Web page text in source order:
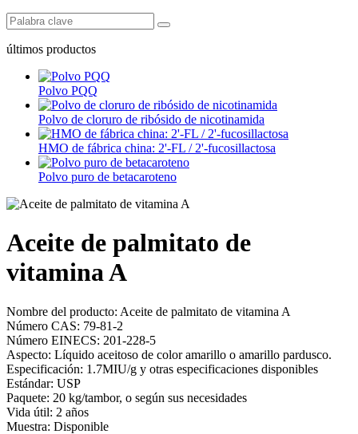
últimos productos
Polvo PQQ
Polvo de cloruro de ribósido de nicotinamida
HMO de fábrica china: 2'-FL / 2'-fucosillactosa
Polvo puro de betacaroteno
Aceite de palmitato de
vitamina A
Nombre del producto: Aceite de palmitato de vitamina A
Número CAS: 79-81-2
Número EINECS: 201-228-5
Aspecto: Líquido aceitoso de color amarillo o amarillo pardusco.
Especificación: 1.7MIU/g y otras especificaciones disponibles
Estándar: USP
Paquete: 20 kg/tambor, o según sus necesidades
Vida útil: 2 años
Muestra: Disponible